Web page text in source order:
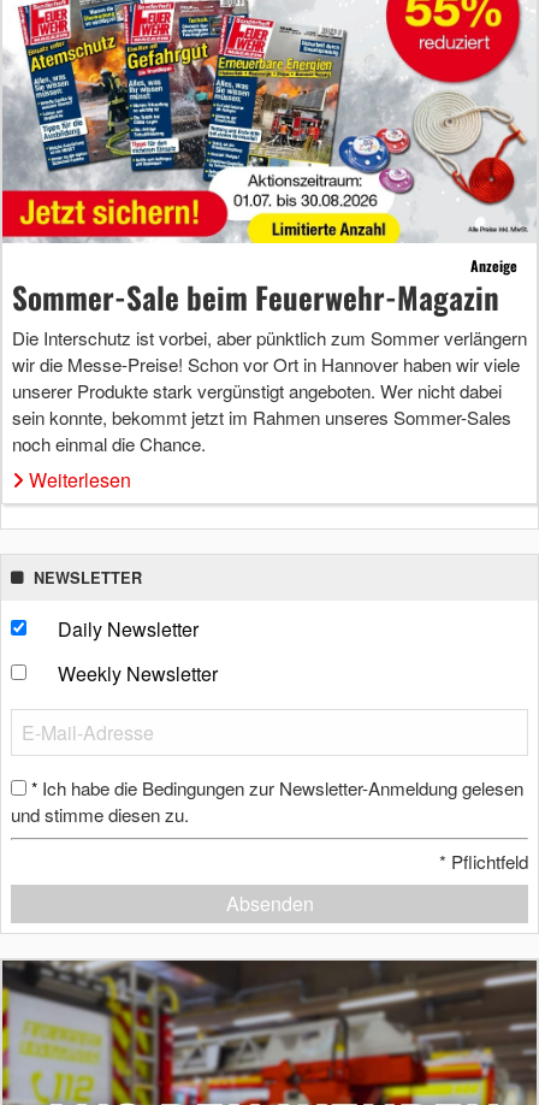
Anzeige
Sommer-Sale beim Feuerwehr-Magazin
Die Interschutz ist vorbei, aber pünktlich zum Sommer verlängern
wir die Messe-Preise! Schon vor Ort in Hannover haben wir viele
unserer Produkte stark vergünstigt angeboten. Wer nicht dabei
sein konnte, bekommt jetzt im Rahmen unseres Sommer-Sales
noch einmal die Chance.
Weiterlesen
NEWSLETTER
Daily Newsletter
Weekly Newsletter
* Ich habe die Bedingungen zur Newsletter-Anmeldung gelesen
und stimme diesen zu.
* Pflichtfeld
Absenden